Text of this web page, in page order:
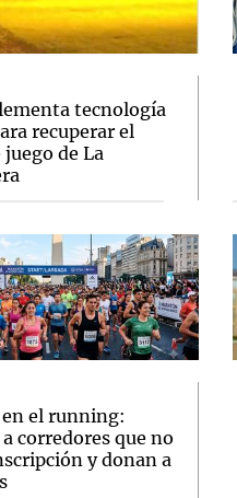
tecnología
recuperar el
juego de La
el running:
corredores que no
y donan a
Cadena 3 en Groenlandia